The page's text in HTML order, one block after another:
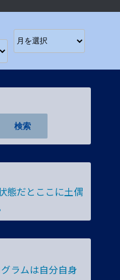
検索
態だとここに土偶
ラムは自分自身